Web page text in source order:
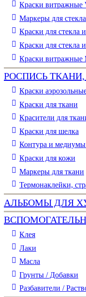
Краски витражные
Маркеры для
Краски для стекла
Краски для стекла
Краски витражные
РОСПИСЬ ТКАНИ,
Краски
Краски для ткани
Красители для
Краски для шелка
Контура и медиумы
Краски для кожи
Маркеры для ткани
Термонаклейки,
АЛЬБОМЫ ДЛЯ
Клея
Лаки
Масла
Грунты / Добавки
Разбавители /